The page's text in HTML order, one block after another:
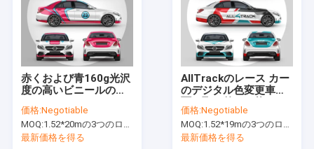
赤くおよび青160g光沢
度の高いビニールの覆
ズの泡自由なビニール
の花輪
価格:Negotiable
MOQ:1.52*20mの3つのロールを意味する1.52*60m、
最新価格を得る
AllTrackのレース カー
のデジタル色変更車の
SGSはリストした
価格:Negotiable
MOQ:1.52*19mの3つのロールを意味する1.52*57m、
最新価格を得る